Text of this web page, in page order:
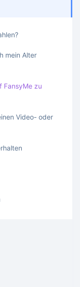
mein Alter
FansyMe zu
Video- oder